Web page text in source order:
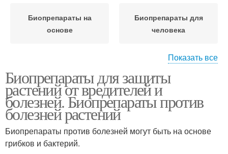
Биопрепараты на
основе
Биопрепараты для
человека
вредителей
огурцов
Биопрепараты для
томата
Показать все
Биопрепараты для защиты
растений от вредителей и
болезней. Биопрепараты против
болезней растений
Биопрепараты против болезней могут быть на основе
грибков и бактерий.